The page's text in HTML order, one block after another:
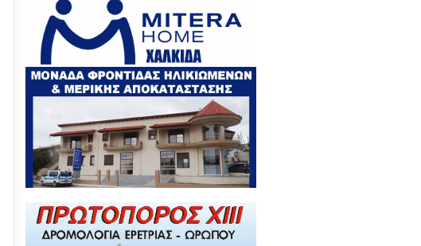
παρελθόν και μέλλον / Αποκλειστικά
στο EviaZoom.gr: Η ένορκη κατάθεση
πρώην Εισαγγελέα Χαλκίδας:
«Διεφθαρμένοι στη Χαλκίδα όλοι οι
διοικούντες δημόσιοι λειτουργοί...»
(ΕΓΓΡΑΦΑ)
Μετά την Χαλκίδα έμεινε χωρίς νερό
και το Βασιλικό λόγω ξανά νέας
έκτακτης βλάβης...
Ζωή Κωνσταντοπούλου για σκάνδαλο
υποκλοπών: «Να κληθεί ο Εισαγγελέας
του Αρείου Πάγου Κ. Τζαβέλλας στην
Επιτροπή Θεσμών και Διαφάνειας της
Βουλής»